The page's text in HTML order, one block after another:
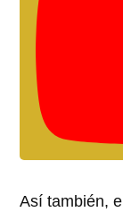
Así también,